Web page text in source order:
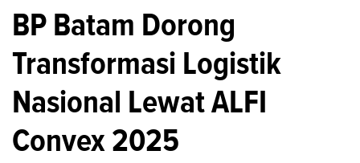
BP Batam Dorong
Transformasi Logistik
Nasional Lewat ALFI
Convex 2025